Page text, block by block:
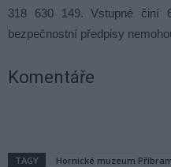
318 630 149. Vstupné
bezpečnostní předpisy
Komentáře
TAGY Hornické muzeum